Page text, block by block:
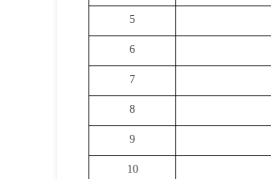
5
6
7
8
9
10